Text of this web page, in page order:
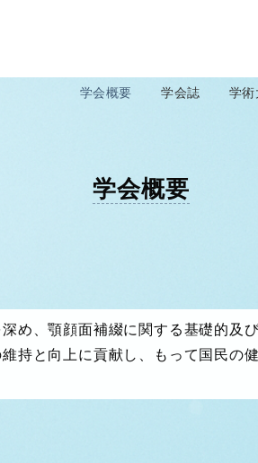
学会概要 学会誌 学術
学会概要
め、顎顔面補綴に関する基礎的及
持と向上に貢献し、もって国民の